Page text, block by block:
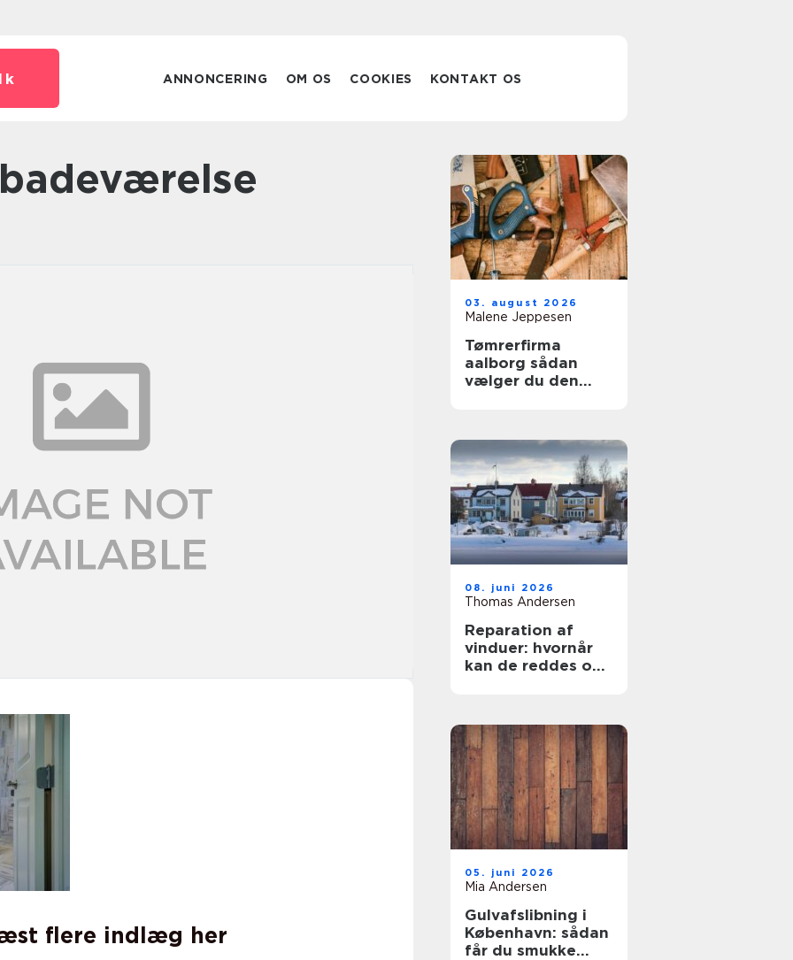
ANNONCERING OM OS COOKIES KONTAKT OS
flere indlæg her
03. august 2026
Malene Jeppesen
Tømrerfirma
aalborg sådan
vælger du den
08. juni 2026
Thomas Andersen
Reparation af
vinduer: hvornår
kan de reddes og
05. juni 2026
Mia Andersen
Gulvafslibning i
København: sådan
får du smukke